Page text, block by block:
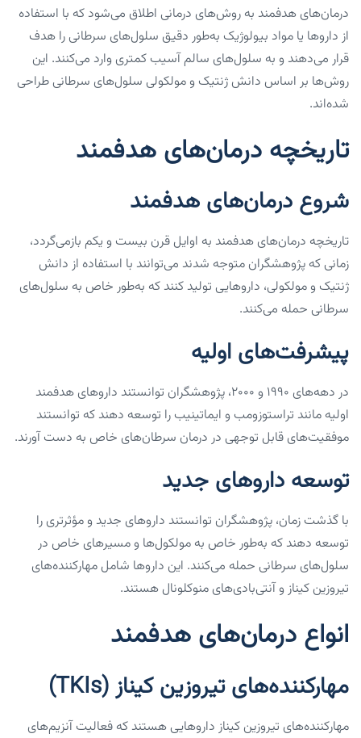
درمان‌های هدفمند به روش‌های درمانی اطلاق می‌شود که با استفاده
از داروها یا مواد بیولوژیک به‌طور دقیق سلول‌های سرطانی را هدف
قرار می‌دهند و به سلول‌های سالم آسیب کمتری وارد می‌کنند. این
روش‌ها بر اساس دانش ژنتیک و مولکولی سلول‌های سرطانی طراحی
شده‌اند.
تاریخچه درمان‌های هدفمند
شروع درمان‌های هدفمند
تاریخچه درمان‌های هدفمند به اوایل قرن بیست و یکم بازمی‌گردد،
زمانی که پژوهشگران متوجه شدند می‌توانند با استفاده از دانش
ژنتیک و مولکولی، داروهایی تولید کنند که به‌طور خاص به سلول‌های
سرطانی حمله می‌کنند.
پیشرفت‌های اولیه
در دهه‌های ۱۹۹۰ و ۲۰۰۰، پژوهشگران توانستند داروهای هدفمند
اولیه مانند تراستوزومب و ایماتینیب را توسعه دهند که توانستند
موفقیت‌های قابل توجهی در درمان سرطان‌های خاص به دست آورند.
توسعه داروهای جدید
با گذشت زمان، پژوهشگران توانستند داروهای جدید و مؤثرتری را
توسعه دهند که به‌طور خاص به مولکول‌ها و مسیرهای خاص در
سلول‌های سرطانی حمله می‌کنند. این داروها شامل مهارکننده‌های
تیروزین کیناز و آنتی‌بادی‌های منوکلونال هستند.
انواع درمان‌های هدفمند
مهارکننده‌های تیروزین کیناز (TKIs)
مهارکننده‌های تیروزین کیناز داروهایی هستند که فعالیت آنزیم‌های